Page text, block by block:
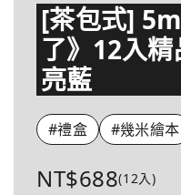
[茶包式]
了》12入
亮藍
#禮盒 #幾米繪本
NT$688(12入)